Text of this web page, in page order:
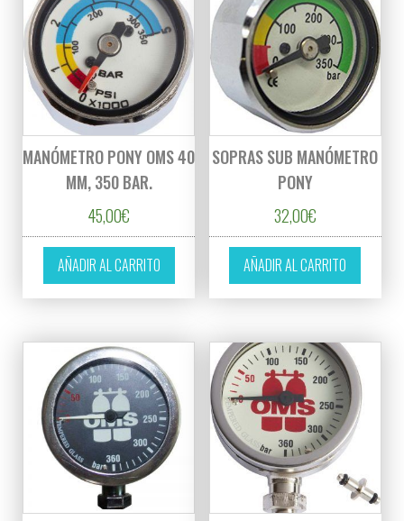
MANÓMETRO PONY OMS 40
MM, 350 BAR.
45,00€
AÑADIR AL CARRITO
SOPRAS SUB MANÓMETRO
PONY
32,00€
AÑADIR AL CARRITO